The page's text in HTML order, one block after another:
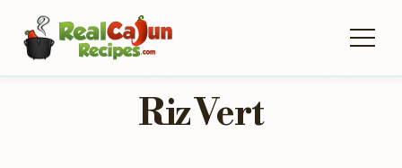
Riz Vert